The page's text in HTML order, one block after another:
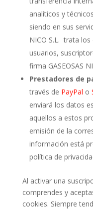
analíticos y
siendo en sus
NICO S.L. trata
usuarios,
firma GASEOSAS
Prestadores de
través de PayPal o
enviará los datos
aquellos a estos
emisión de la
información está
política de
Al activar una
comprendes y
cookies. Siempre